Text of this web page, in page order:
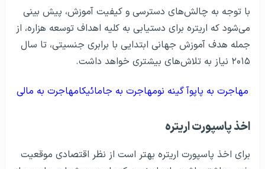
با توجه به چالش‌های دسترسی و کیفیت آموزش، پیش بینی
می‌شود که اریتره برای دستیابی به کلیه اهداف توسعه هزاره، از
جمله هدف آموزش جهانی ابتدایی با برابری جنسیتی، تا سال
۲۰۱۵ نیاز به تلاش‌های بیشتری خواهد داشت.
مهاجرت به پاپوآ گینه نومهاجرت به جامائیکامهاجرت به مالی
اخذ پاسپورت اریتره
برای اخذ پاسپورت اریتره بهتر است از نظر اقتصادی موقعیت